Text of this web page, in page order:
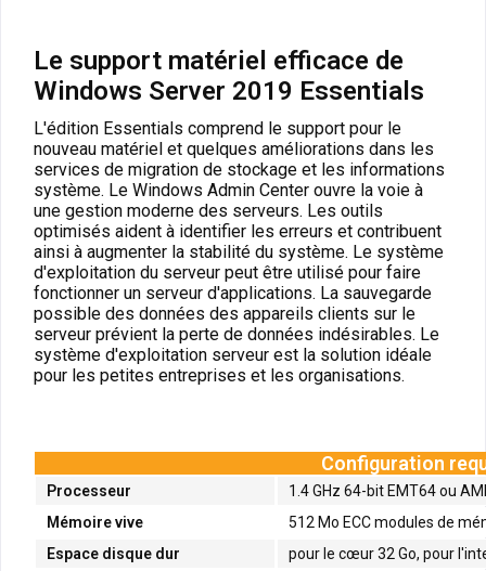
Le support matériel efficace de
Windows Server 2019 Essentials
L'édition Essentials comprend le support pour le
nouveau matériel et quelques améliorations dans les
services de migration de stockage et les informations
système. Le Windows Admin Center ouvre la voie à
une gestion moderne des serveurs. Les outils
optimisés aident à identifier les erreurs et contribuent
ainsi à augmenter la stabilité du système. Le système
d'exploitation du serveur peut être utilisé pour faire
fonctionner un serveur d'applications. La sauvegarde
possible des données des appareils clients sur le
serveur prévient la perte de données indésirables. Le
système d'exploitation serveur est la solution idéale
pour les petites entreprises et les organisations.
Configuration
Processeur
1.4 GHz 64-bit EMT64 ou
Mémoire vive
512 Mo ECC modules de
Espace disque dur
pour le cœur 32 Go, pour